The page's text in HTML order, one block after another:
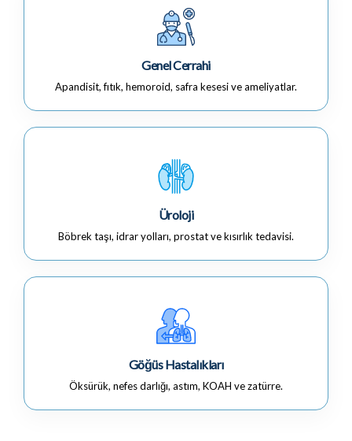
Genel Cerrahi
Apandisit, fıtık, hemoroid, safra kesesi ve ameliyatlar.
Üroloji
Böbrek taşı, idrar yolları, prostat ve kısırlık tedavisi.
Göğüs Hastalıkları
Öksürük, nefes darlığı, astım, KOAH ve zatürre.